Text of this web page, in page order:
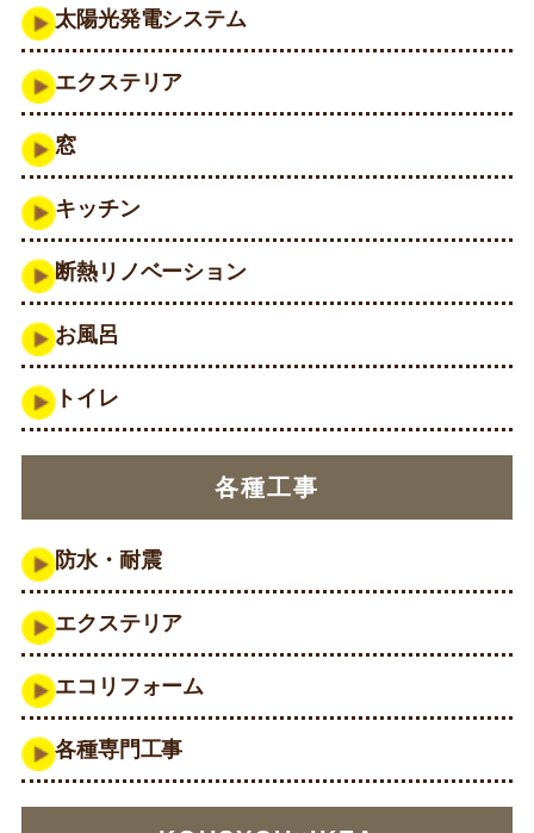
太陽光発電システム
エクステリア
窓
キッチン
断熱リノベーション
お風呂
トイレ
各種工事
防水・耐震
エクステリア
エコリフォーム
各種専門工事